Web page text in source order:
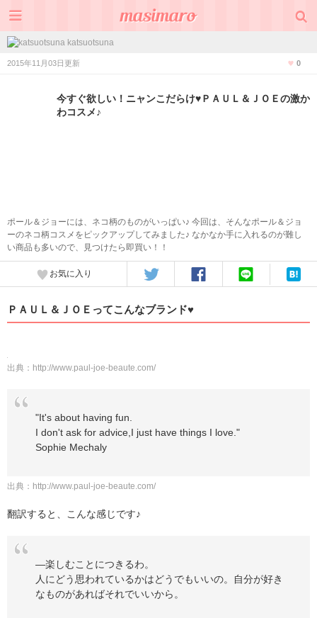
katsuotsuna
2015年11月03日更新 0
今すぐ欲しい！ニャンこだらけ♥ＰＡＵＬ＆ＪＯＥの激か
わコスメ♪
ポール＆ジョーには、ネコ柄のものがいっぱい♪ 今回は、そんなポール＆ジョ
ーのネコ柄コスメをピックアップしてみました♪ なかなか手に入れるのが難し
い商品も多いので、見つけたら即買い！！
お気に入り
ＰＡＵＬ＆ＪＯＥってこんなブランド♥
出典： http://www.paul-joe-beaute.com/
"It's about having fun.
I don't ask for advice,I just have things I love."
Sophie Mechaly
出典： http://www.paul-joe-beaute.com/
翻訳すると、こんな感じです♪
—楽しむことにつきるわ。
人にどう思われているかはどうでもいいの。自分が好き
なものがあればそれでいいから。